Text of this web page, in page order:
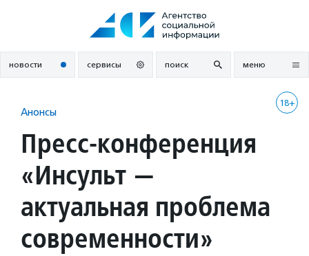
новости сервисы поиск меню
18+
Анонсы
Пресс-конференция
«Инсульт —
актуальная проблема
современности»